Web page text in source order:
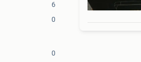
6
0
0